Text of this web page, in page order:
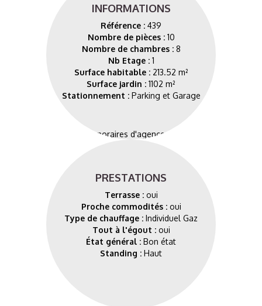
INFORMATIONS
Référence : 439
Nombre de pièces : 10
Nombre de chambres : 8
Nb Etage : 1
Surface habitable : 213.52 m²
Surface jardin : 1102 m²
Stationnement : Parking et Garage
Les Honoraires d'agence seront
PRESTATIONS
Terrasse : oui
Proche commodités : oui
Type de chauffage : Individuel Gaz
Tout à l'égout : oui
État général : Bon état
Standing : Haut